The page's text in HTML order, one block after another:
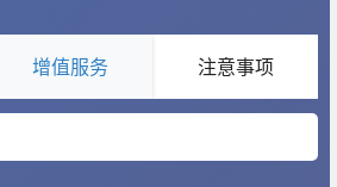
增值服务 注意事项